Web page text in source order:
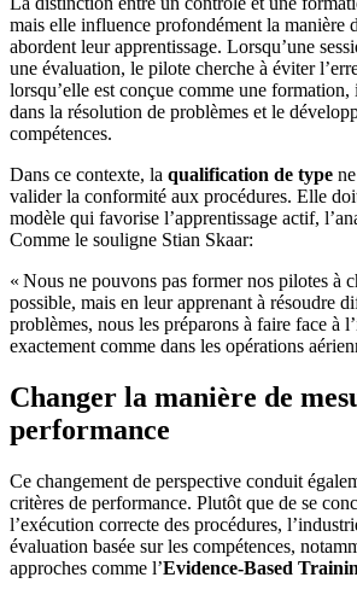
mais elle influence profondément la manière
abordent leur apprentissage. Lorsqu’une
une évaluation, le pilote cherche à éviter
lorsqu’elle est conçue comme une formation,
dans la résolution de problèmes et le
compétences.
Dans ce contexte, la qualification de type
valider la conformité aux procédures. Elle
modèle qui favorise l’apprentissage actif,
Comme le souligne Stian Skaar:
« Nous ne pouvons pas former nos pilotes à
possible, mais en leur apprenant à résoudre
problèmes, nous les préparons à faire face à
exactement comme dans les opérations
Changer la manière de
performance
Ce changement de perspective conduit
critères de performance. Plutôt que de se
l’exécution correcte des procédures,
évaluation basée sur les compétences,
approches comme l’Evidence-Based